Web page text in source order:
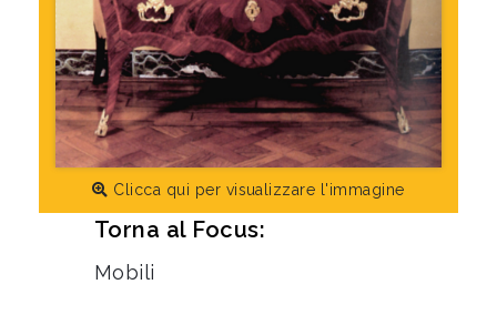
Clicca qui per visualizzare l'immagine
Torna al Focus:
Mobili